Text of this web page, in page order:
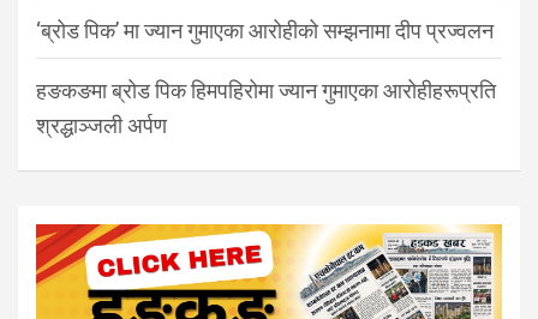
‘ब्रोड पिक’ मा ज्यान गुमाएका आरोहीको सम्झनामा दीप प्रज्वलन
हङकङमा ब्रोड पिक हिमपहिरोमा ज्यान गुमाएका आरोहीहरूप्रति
श्रद्धाञ्जली अर्पण